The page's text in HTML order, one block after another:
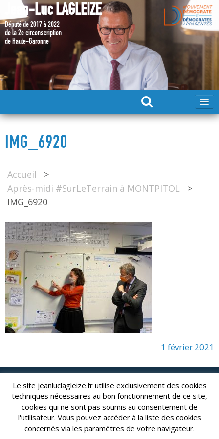
Jean-Luc LAGLEIZE
Député de 2017 à 2022
de la 2e circonscription
de Haute-Garonne
MA CANDIDATURE 2024
DÉPUTÉ 2017 – 2022
IMG_6920
Accueil
>
Après-midi #SurLeTerrain à MONTPITOL
>
IMG_6920
1 février 2021
Jean-Luc LAGLEIZE - e-mail : lagleize2024@gmail.com
Mentions Légales- Copyright © 2024. Tous droits réservés.
Le site jeanluclagleize.fr utilise exclusivement des cookies
techniques nécessaires au bon fonctionnement de ce site,
cookies qui ne sont pas soumis au consentement de
l'utilisateur. Vous pouvez accéder à la liste des cookies
concernés via les paramètres de votre navigateur.